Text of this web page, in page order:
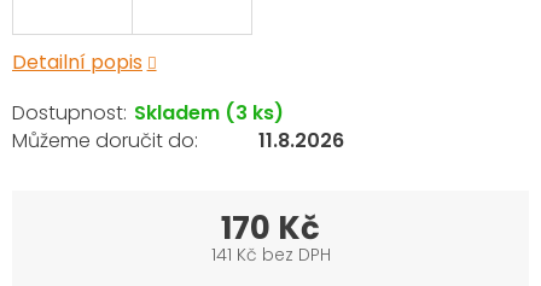
Detailní popis
Skladem (3 ks)
11.8.2026
170 Kč
141 Kč bez DPH